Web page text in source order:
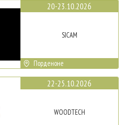
20-23.10.2026
SICAM
Порденоне
22-25.10.2026
WOODTECH